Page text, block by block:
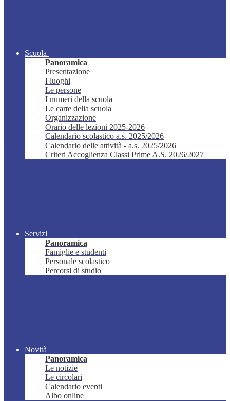
Scuola
Panoramica
Presentazione
I luoghi
Le persone
I numeri della scuola
Le carte della scuola
Organizzazione
Orario delle lezioni 2025-2026
Calendario scolastico a.s. 2025/2026
Calendario delle attività - a.s. 2025/2026
Criteri Accoglienza Classi Prime A.S. 2026/2027
Servizi
Panoramica
Famiglie e studenti
Personale scolastico
Percorsi di studio
Novità
Panoramica
Le notizie
Le circolari
Calendario eventi
Albo online